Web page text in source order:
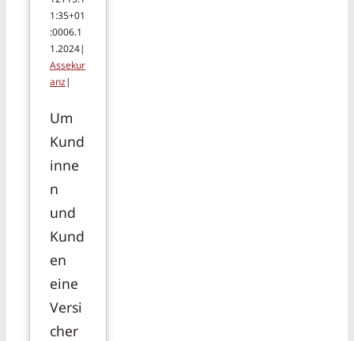
1:35+01
:0006.1
1.2024|
Assekur
anz|
Um
Kund
inne
n
und
Kund
en
eine
Versi
cher